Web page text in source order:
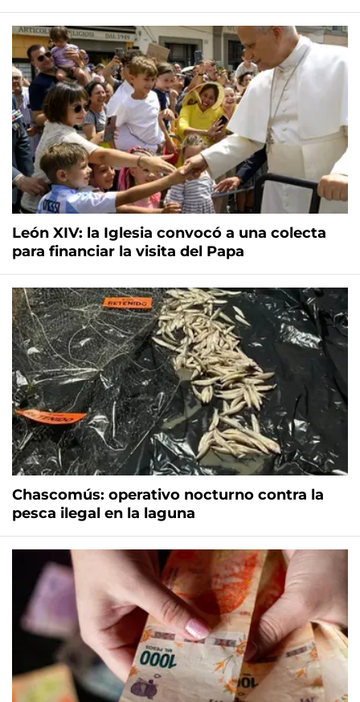
León XIV: la Iglesia convocó a una colecta
para financiar la visita del Papa
Chascomús: operativo nocturno contra la
pesca ilegal en la laguna